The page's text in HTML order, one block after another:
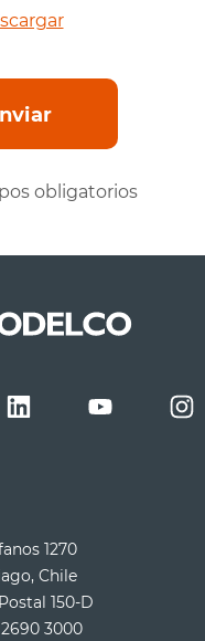
obligatorios
1270
Chile
150-D
3000